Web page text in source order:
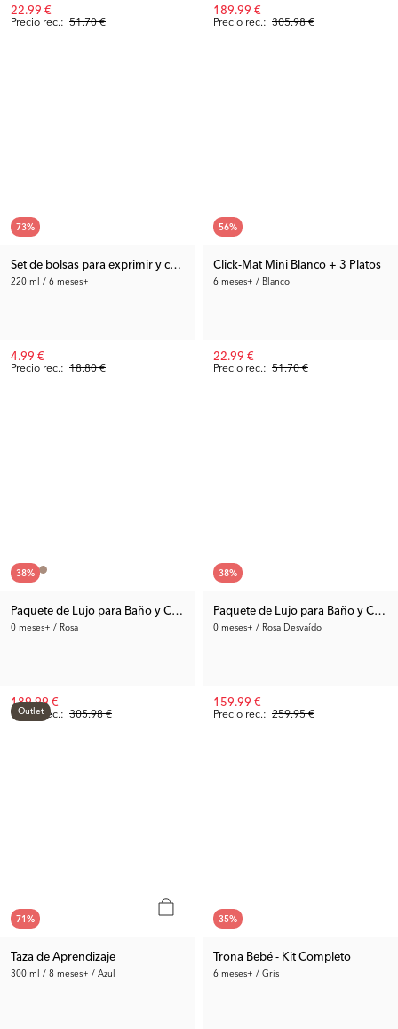
Precio rec.: 51.70 €
22.99 €
Precio rec.: 305.98 €
189.99 €
73%
Set de bolsas para exprimir y cucharas
220 ml / 6 meses+
Precio rec.: 18.80 €
4.99 €
56%
Click-Mat Mini Blanco + 3 Platos
6 meses+ / Blanco
Precio rec.: 51.70 €
22.99 €
38%
Paquete de Lujo para Baño y Cambiado Rosa
0 meses+ / Rosa
Precio rec.: 305.98 €
189.99 €
38%
Paquete de Lujo para Baño y
0 meses+ / Rosa Desvaído
Precio rec.: 259.95 €
159.99 €
Outlet
71%
Taza de Aprendizaje
300 ml / 8 meses+ / Azul
35%
Trona Bebé - Kit Completo
6 meses+ / Gris